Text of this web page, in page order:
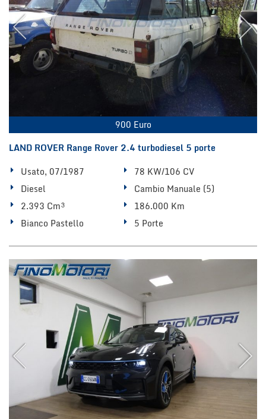
900 Euro
LAND ROVER Range Rover 2.4 turbodiesel 5 porte
Usato, 07/1987
78 KW/106 CV
Diesel
Cambio Manuale (5)
2.393 Cm³
186.000 Km
Bianco Pastello
5 Porte